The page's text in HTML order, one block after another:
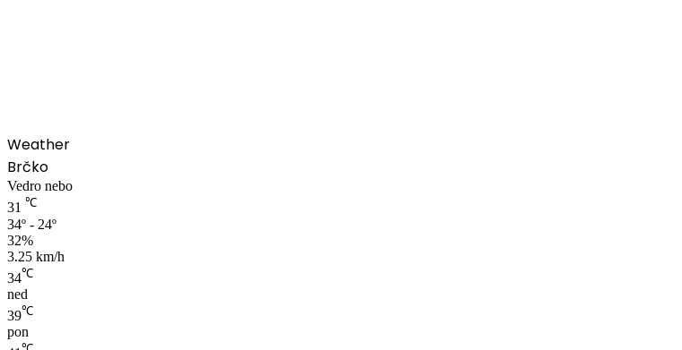
Weather
Brčko
Vedro nebo
31 ℃
34º - 24º
32%
3.25 km/h
34℃
ned
39℃
pon